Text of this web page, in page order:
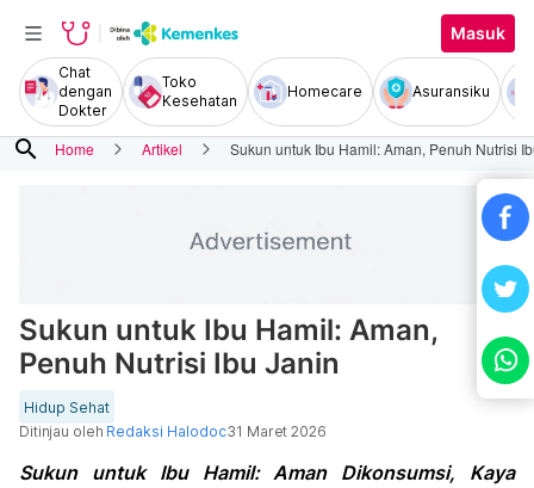
Masuk
Chat
dengan
Dokter
Toko
Kesehatan
Homecare Asuransiku
search Home Artikel Sukun untuk Ibu Hamil: Aman, Penuh Nutrisi
Sukun untuk Ibu Hamil: Aman,
Penuh Nutrisi Ibu Janin
Hidup Sehat
Ditinjau oleh Redaksi Halodoc31 Maret 2026
Sukun untuk Ibu Hamil: Aman Dikonsumsi, Kaya